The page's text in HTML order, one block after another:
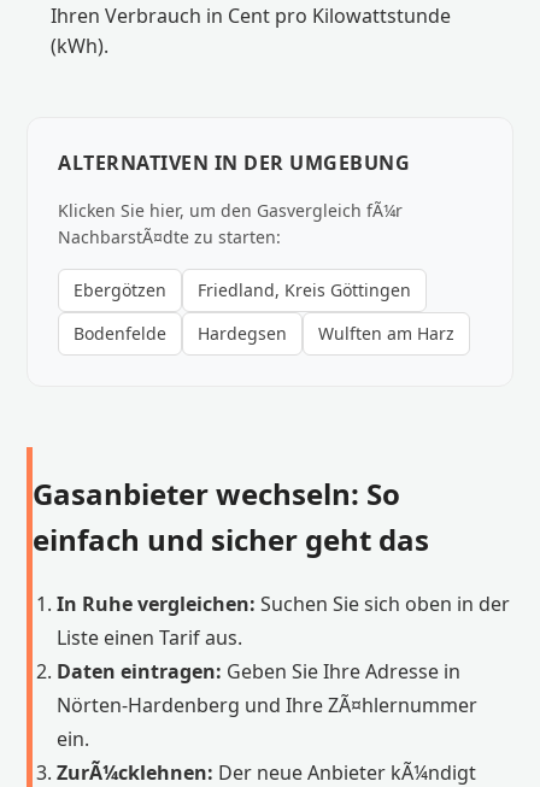
Ihren Verbrauch in Cent pro Kilowattstunde
(kWh).
ALTERNATIVEN IN DER UMGEBUNG
Klicken Sie hier, um den Gasvergleich fÃ¼r
NachbarstÃ¤dte zu starten:
Ebergötzen
Friedland, Kreis Göttingen
Bodenfelde
Hardegsen Wulften am Harz
Gasanbieter wechseln: So
einfach und sicher geht das
In Ruhe vergleichen: Suchen Sie sich oben in der
Liste einen Tarif aus.
Daten eintragen: Geben Sie Ihre Adresse in
Nörten-Hardenberg und Ihre ZÃ¤hlernummer
ein.
ZurÃ¼cklehnen: Der neue Anbieter kÃ¼ndigt